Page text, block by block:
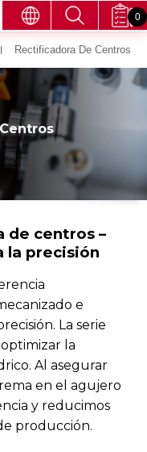
0
Rectificadora De Centros
de centros –
la precisión
e
La serie
la
Al asegurar
en el agujero
y reducimos
producción.